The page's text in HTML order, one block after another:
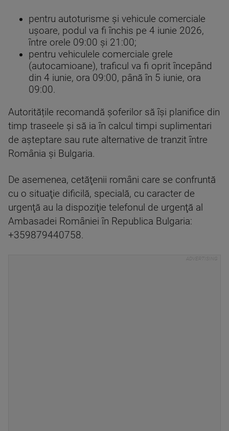
pentru autoturisme și vehicule comerciale
ușoare, podul va fi închis pe 4 iunie 2026,
între orele 09:00 și 21:00;
pentru vehiculele comerciale grele
(autocamioane), traficul va fi oprit începând
din 4 iunie, ora 09:00, până în 5 iunie, ora
09:00.
Autoritățile recomandă șoferilor să își planifice din
timp traseele și să ia în calcul timpi suplimentari
de așteptare sau rute alternative de tranzit între
România și Bulgaria.
De asemenea, cetăţenii români care se confruntă
cu o situaţie dificilă, specială, cu caracter de
urgenţă au la dispoziţie telefonul de urgenţă al
Ambasadei României în Republica Bulgaria:
+359879440758.